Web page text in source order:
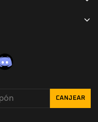
CANJEAR